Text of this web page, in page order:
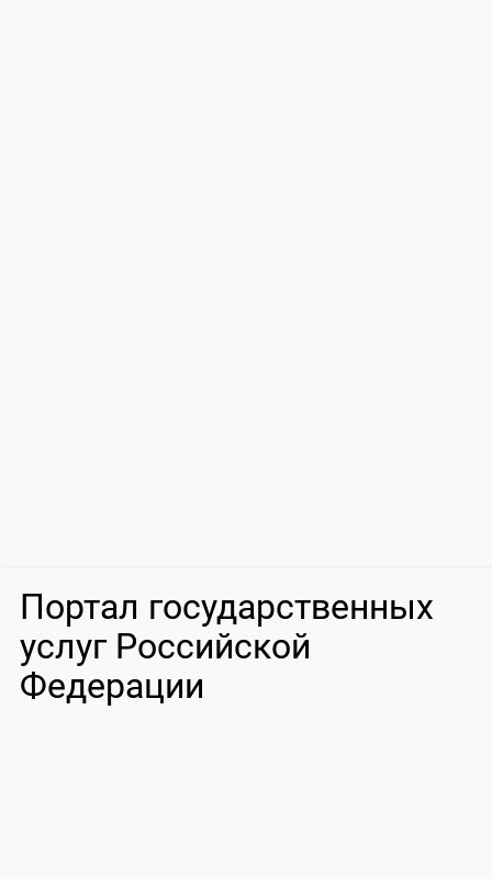
Портал государственных
услуг Российской
Федерации